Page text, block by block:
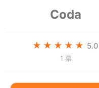
Coda
5.0
1 票